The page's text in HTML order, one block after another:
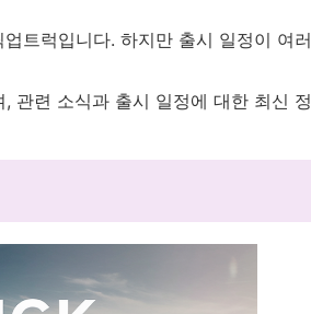
트럭입니다. 하지만 출시 일정이 여러
관련 소식과 출시 일정에 대한 최신 정